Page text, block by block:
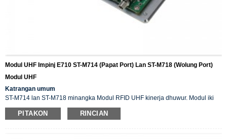
Modul UHF Impinj E710 ST-M714 (Papat Port) Lan ST-M718 (Wolung Port)
Modul UHF
Katrangan umum
ST-M714 lan ST-M718 minangka Modul RFID UHF kinerja dhuwur. Modul iki
dirancang adhedhasar chip Impinj E710. Adhedhasar algoritma pangolahan
sinyal digital sing efisien, modul iki ndhukung operasi maca/nulis tag kanthi
PITAKON RINCIAN